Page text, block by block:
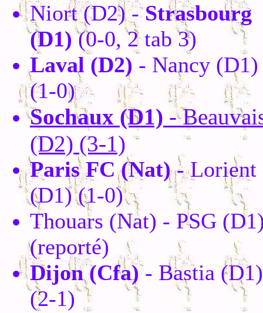
Niort (D2) -Strasbourg
(D1)(0-0, 2 tab 3)
Laval (D2) - Nancy (D1)
(1-0)
Sochaux (D1) -
(D2) (3-1)
Paris FC (Nat)- Lorient
(D1) (1-0)
Thouars (Nat) - PSG
(reporté)
Dijon (Cfa)- Bastia (D1)
(2-1)